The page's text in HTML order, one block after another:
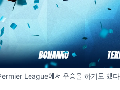
League에서 우승을 하기도 했다